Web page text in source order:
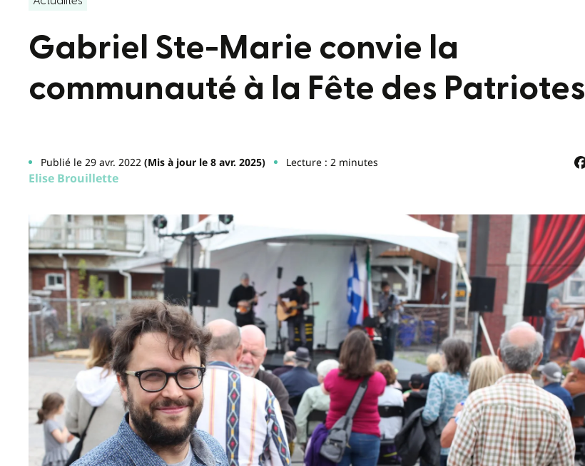
Gabriel Ste-Marie convie la
communauté à la Fête des Patriotes
Publié le 29 avr. 2022 (Mis à jour le 8 avr. 2025) Lecture : 2 minutes
Elise Brouillette